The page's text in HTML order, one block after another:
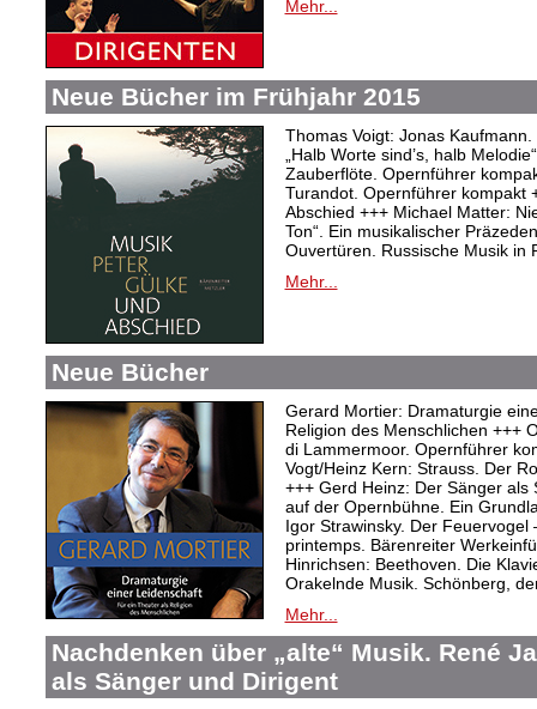
Mehr...
Neue Bücher im Frühjahr 2015
Thomas Voigt: Jonas
„Halb Worte sind’s, halb
Zauberflöte. Opernführer
Turandot. Opernführer kompakt
Abschied +++ Michael Matter:
Ton“. Ein musikalischer
Ouvertüren. Russische Musik in
Mehr...
Neue Bücher
Gerard Mortier: Dramaturgie
Religion des Menschlichen +++
di Lammermoor. Opernführer
Vogt/Heinz Kern: Strauss. Der
+++ Gerd Heinz: Der Sänger als
auf der Opernbühne. Ein
Igor Strawinsky. Der
printemps. Bärenreiter
Hinrichsen: Beethoven. Die
Orakelnde Musik. Schönberg,
Mehr...
Nachdenken über „alte“ Musik. René
als Sänger und Dirigent